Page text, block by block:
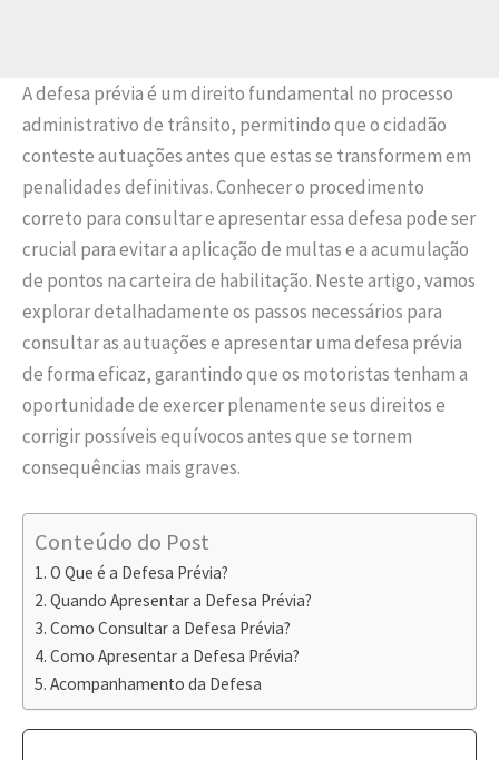
A defesa prévia é um direito fundamental no processo
administrativo de trânsito, permitindo que o cidadão
conteste autuações antes que estas se transformem em
penalidades definitivas. Conhecer o procedimento
correto para consultar e apresentar essa defesa pode ser
crucial para evitar a aplicação de multas e a acumulação
de pontos na carteira de habilitação. Neste artigo, vamos
explorar detalhadamente os passos necessários para
consultar as autuações e apresentar uma defesa prévia
de forma eficaz, garantindo que os motoristas tenham a
oportunidade de exercer plenamente seus direitos e
corrigir possíveis equívocos antes que se tornem
consequências mais graves.
Conteúdo do Post
O Que é a Defesa Prévia?
Quando Apresentar a Defesa Prévia?
Como Consultar a Defesa Prévia?
Como Apresentar a Defesa Prévia?
Acompanhamento da Defesa